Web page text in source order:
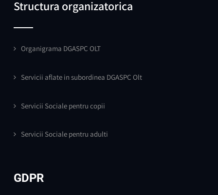
Structura organizatorica
Organigrama DGASPC OLT
Servicii aflate in subordinea DGASPC Olt
Servicii Sociale pentru copii
Servicii Sociale pentru adulti
GDPR